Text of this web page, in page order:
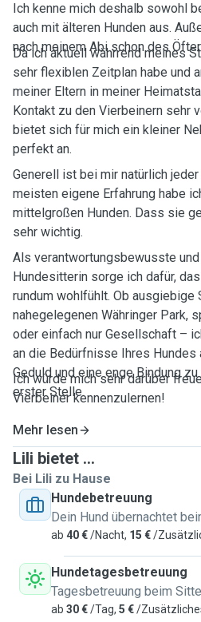
Ich kenne mich deshalb sowohl
auch mit älteren Hunden aus.
nach meinem Abi schon des
Da ich aktuell währrend meines
sehr flexiblen Zeitplan habe und
meiner Eltern in meiner
Kontakt zu den Vierbeinern sehr
bietet sich für mich ein kleiner
perfekt an.
Generell ist bei mir natürlich
meisten eigene Erfahrung habe
mittelgroßen Hunden. Dass sie
sehr wichtig.
Als verantwortungsbewusste
Hundesitterin sorge ich dafür,
rundum wohlfühlt. Ob ausgiebige
nahegelegenen Währinger Park,
oder einfach nur Gesellschaft –
an die Bedürfnisse Ihres Hundes
Geduld und eine enge Bindung
erster Stelle.
Ich würde mich sehr darüber
Vierbeiner kennenzulernen!
Mehr lesen
Lili bietet ...
Bei Lili zu Hause
Hundebetreuung
Dein Hund übernachtet
ab 40 €/Nacht, 15 €/
Hundetagesbetreuung
Tagesbetreuung beim
ab 30 €/Tag, 5 €/